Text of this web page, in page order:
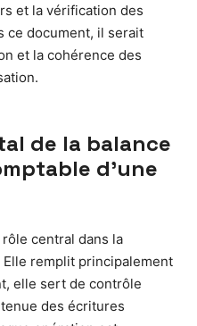
et la vérification des
ce document, il serait
et la cohérence des
de la balance
d’une
central dans la
remplit principalement
elle sert de contrôle
des écritures